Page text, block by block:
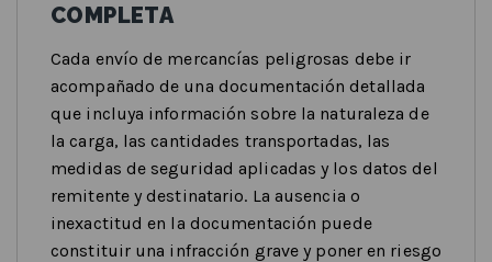
COMPLETA
Cada envío de mercancías peligrosas debe ir
acompañado de una documentación detallada
que incluya información sobre la naturaleza de
la carga, las cantidades transportadas, las
medidas de seguridad aplicadas y los datos del
remitente y destinatario. La ausencia o
inexactitud en la documentación puede
constituir una infracción grave y poner en riesgo